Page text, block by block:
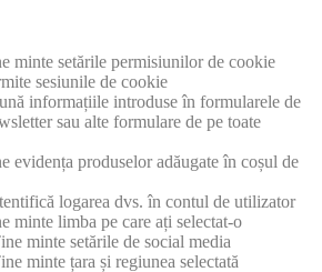
minte setările permisiunilor de cookie
sesiunile de cookie
informațiile introduse în formularele de
sau alte formulare de pe toate
evidența produselor adăugate în coșul de
logarea dvs. în contul de utilizator
minte limba pe care ați selectat-o
minte setările de social media
minte țara și regiunea selectată